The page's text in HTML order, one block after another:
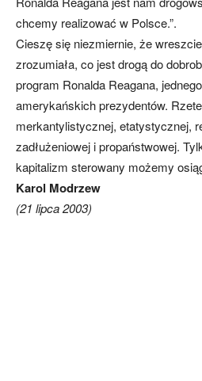
chcemy realizować w Polsce.”.
Cieszę się niezmiernie, że
zrozumiała, co jest drogą do
program Ronalda Reagana,
amerykańskich prezydentów.
merkantylistycznej, etatystycznej,
zadłużeniowej i propaństwowej.
kapitalizm sterowany możemy
Karol Modrzew
(21 lipca 2003)